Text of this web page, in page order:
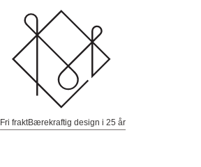
Fri fraktBærekraftig design i 25 år